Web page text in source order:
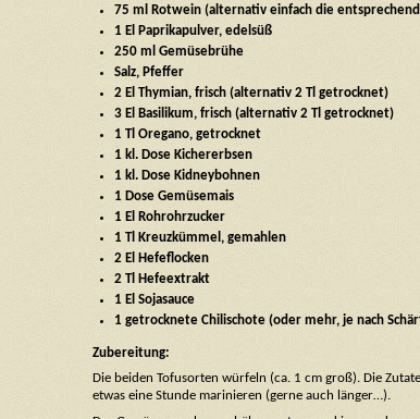
75 ml Rotwein (alternativ einfach die
1 El Paprikapulver, edelsüß
250 ml Gemüsebrühe
Salz, Pfeffer
2 El Thymian, frisch (alternativ 2 Tl getrocknet)
3 El Basilikum, frisch (alternativ 2 Tl getrocknet)
1 Tl Oregano, getrocknet
1 kl. Dose Kichererbsen
1 kl. Dose Kidneybohnen
1 Dose Gemüsemais
1 El Rohrohrzucker
1 Tl Kreuzkümmel, gemahlen
2 El Hefeflocken
2 Tl Hefeextrakt
1 El Sojasauce
1 getrocknete Chilischote (oder mehr, je nach
Zubereitung:
Die beiden Tofusorten würfeln (ca. 1 cm groß). Die
etwas eine Stunde marinieren (gerne auch länger…).